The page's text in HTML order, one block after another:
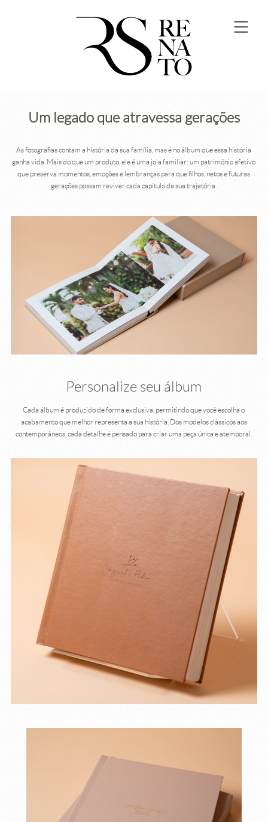
Um legado que atravessa gerações
As fotografias contam a história da sua família, mas é no álbum que essa história
ganha vida. Mais do que um produto, ele é uma joia familiar: um patrimônio afetivo
que preserva momentos, emoções e lembranças para que filhos, netos e futuras
gerações possam reviver cada capítulo da sua trajetória.
Personalize seu álbum
Cada álbum é produzido de forma exclusiva, permitindo que você escolha o
acabamento que melhor representa a sua história. Dos modelos clássicos aos
contemporâneos, cada detalhe é pensado para criar uma peça única e atemporal.